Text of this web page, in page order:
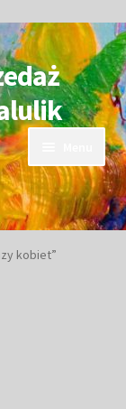
kobiet”